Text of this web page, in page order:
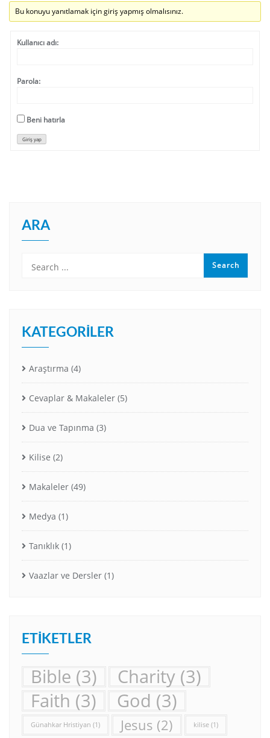
Bu konuyu yanıtlamak için giriş yapmış olmalısınız.
Kullanıcı adı:
Parola:
Beni hatırla
Giriş yap
ARA
KATEGORILER
Araştırma (4)
Cevaplar & Makaleler (5)
Dua ve Tapınma (3)
Kilise (2)
Makaleler (49)
Medya (1)
Tanıklık (1)
Vaazlar ve Dersler (1)
ETIKETLER
Bible (3) Charity (3)
Faith (3) God (3)
Günahkar Hristiyan (1) Jesus (2) kilise (1)